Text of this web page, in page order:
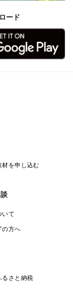
ード
材を申し込む
いて
の方へ
るさと納税